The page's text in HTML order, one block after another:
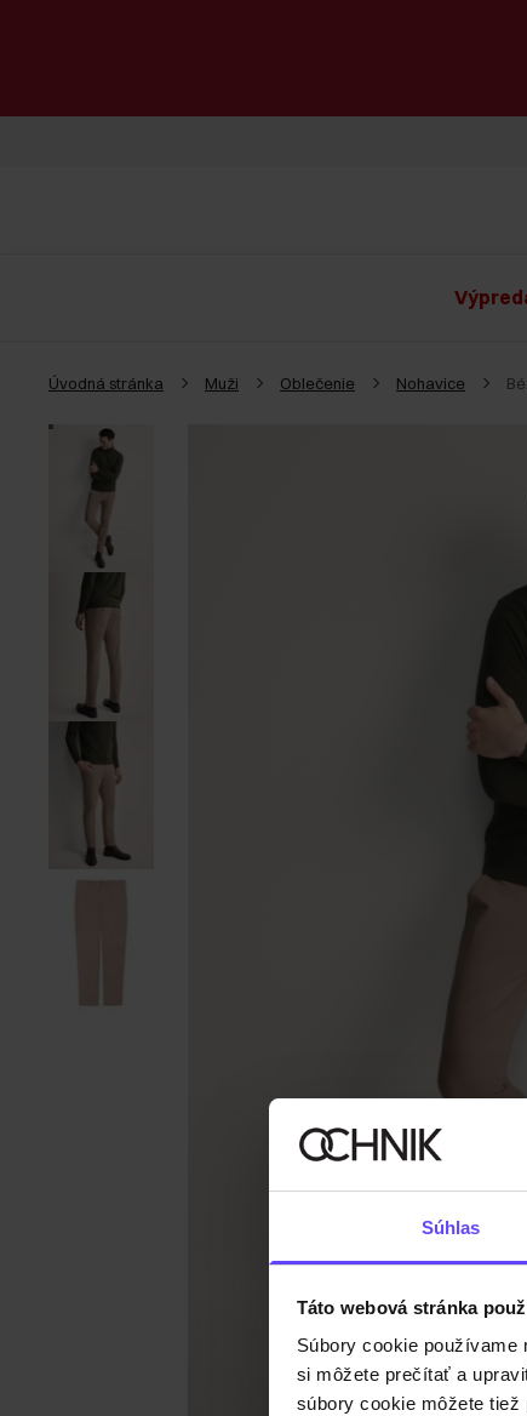
Súhlas
Táto webová stránka
Súbory cookie používame
si môžete prečítať a
súbory cookie môžete
Úvodná stránka Muži Oblečenie Nohavice